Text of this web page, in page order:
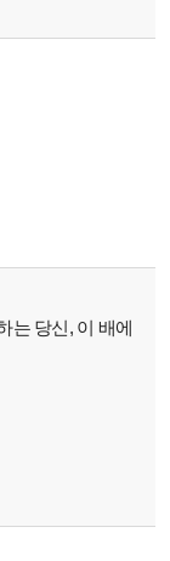
는 당신, 이 배에